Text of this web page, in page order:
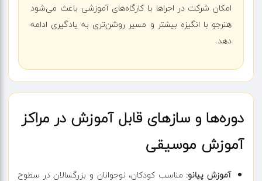
امکان شرکت در اجراها یا کارگاه‌های آموزشی باعث می‌شود
هنرجو با انگیزه بیشتر و مسیر روشن‌تری به یادگیری ادامه
دهد.
دوره‌ها و سازهای قابل آموزش در مراکز
آموزش موسیقی
آموزش پیانو: مناسب کودکان، نوجوانان و بزرگسالان در سطوح